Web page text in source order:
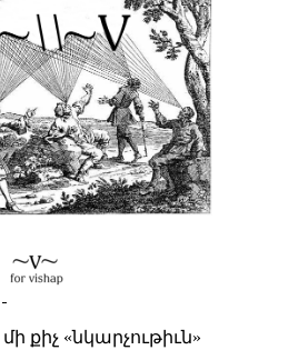
քիչ «նկարչութիւն»